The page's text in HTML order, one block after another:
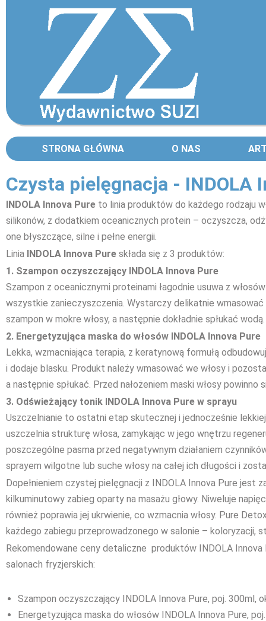
STRONA GŁÓWNA O NAS
Czysta pielęgnacja - INDOLA
INDOLA Innova Pure to linia produktów do każdego rodzaju
silikonów, z dodatkiem oceanicznych protein – oczyszcza,
one błyszczące, silne i pełne energii.
Linia INDOLA Innova Pure składa się z 3 produktów:
1. Szampon oczyszczający INDOLA Innova Pure
Szampon z oceanicznymi proteinami łagodnie usuwa z włosów
wszystkie zanieczyszczenia. Wystarczy delikatnie wmasować
szampon w mokre włosy, a następnie dokładnie spłukać wodą.
2. Energetyzująca maska do włosów INDOLA Innova Pure
Lekka, wzmacniająca terapia, z keratynową formułą
i dodaje blasku. Produkt należy wmasować we włosy i
a następnie spłukać. Przed nałożeniem maski włosy
3. Odświeżający tonik INDOLA Innova Pure w sprayu
Uszczelnianie to ostatni etap skutecznej i jednocześnie
uszczelnia strukturę włosa, zamykając w jego wnętrzu
poszczególne pasma przed negatywnym działaniem
sprayem wilgotne lub suche włosy na całej ich długości i
Dopełnieniem czystej pielęgnacji z INDOLA Innova Pure jest
kilkuminutowy zabieg oparty na masażu głowy. Niweluje
również poprawia jej ukrwienie, co wzmacnia włosy. Pure
każdego zabiegu przeprowadzonego w salonie – koloryzacji,
Rekomendowane ceny detaliczne produktów INDOLA
salonach fryzjerskich:
Szampon oczyszczający INDOLA Innova Pure, poj. 300ml,
Energetyzująca maska do włosów INDOLA Innova Pure,